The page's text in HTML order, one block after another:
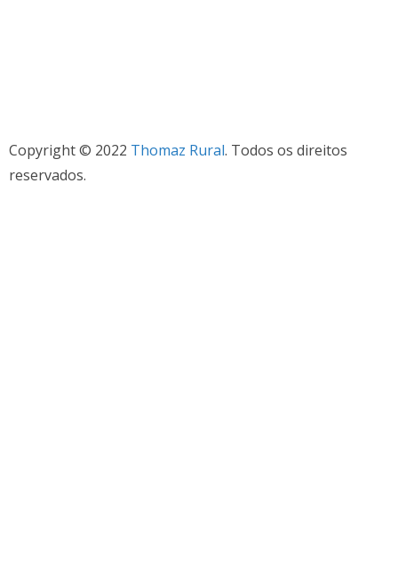
Copyright © 2022 Thomaz Rural. Todos os direitos
reservados.